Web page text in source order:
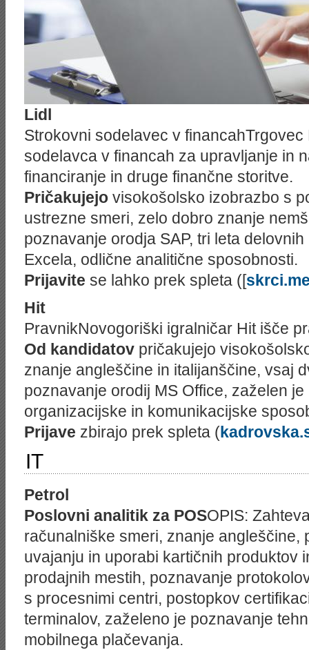
Lidl
Strokovni sodelavec v
sodelavca v financah za upravljanje in
financiranje in druge finančne storitve.
Pričakujejo visokošolsko izobrazbo s
ustrezne smeri, zelo dobro znanje
poznavanje orodja SAP, tri leta
Excela, odlične analitične sposobnosti.
Prijavite se lahko prek spleta ([
Hit
PravnikNovogoriški igralničar Hit išče
Od kandidatov pričakujejo
znanje angleščine in italijanščine, vsaj
poznavanje orodij MS Office, zaželen
organizacijske in komunikacijske
Prijave zbirajo prek spleta (
IT
Petrol
Poslovni analitik za POSOPIS:
računalniške smeri, znanje angleščine,
uvajanju in uporabi kartičnih produktov
prodajnih mestih, poznavanje
s procesnimi centri, postopkov
terminalov, zaželeno je poznavanje
mobilnega plačevanja.